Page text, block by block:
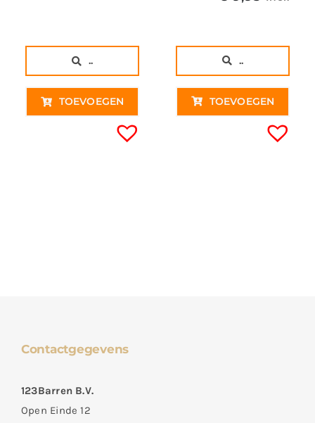
..
TOEVOEGEN
..
TOEVOEGEN
Contactgegevens
123Barren B.V.
Open Einde 12